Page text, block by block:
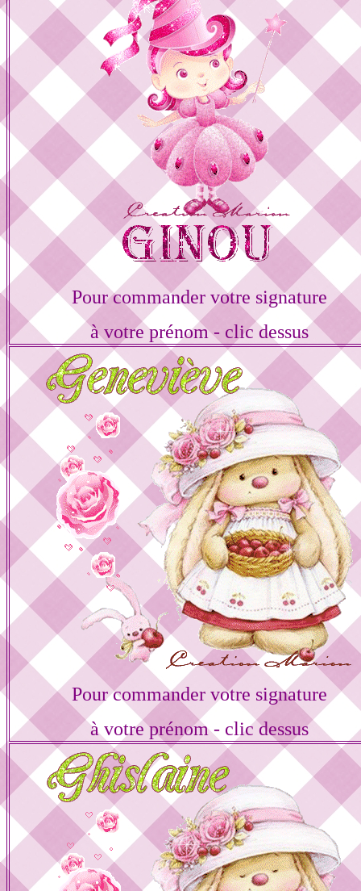
Pour commander votre signature
à votre prénom - clic dessus
Pour commander votre signature
à votre prénom - clic dessus